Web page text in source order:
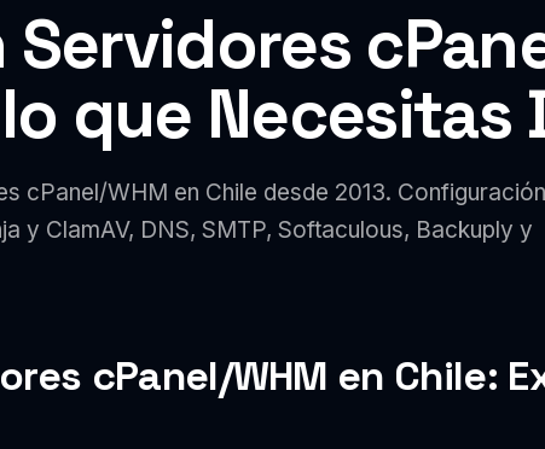
que Necesitas
cPanel/WHM en Chile desde 2013. Configuración
y ClamAV, DNS, SMTP, Softaculous, Backuply y
cPanel/WHM en Chile: